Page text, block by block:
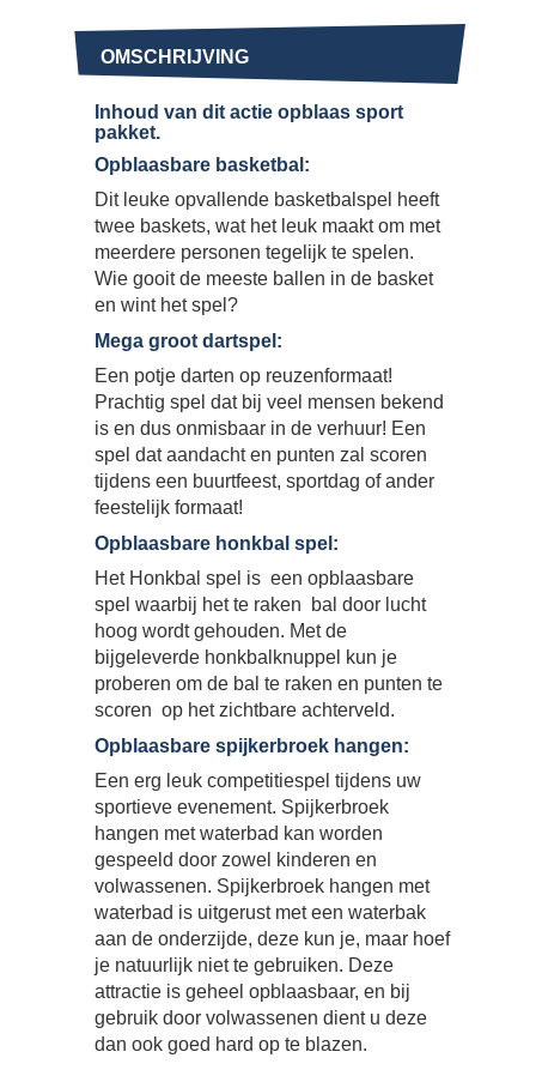
OMSCHRIJVING
Inhoud van dit actie opblaas sport
pakket.
Opblaasbare basketbal:
Dit leuke opvallende basketbalspel heeft
twee baskets, wat het leuk maakt om met
meerdere personen tegelijk te spelen.
Wie gooit de meeste ballen in de basket
en wint het spel?
Mega groot dartspel:
Een potje darten op reuzenformaat!
Prachtig spel dat bij veel mensen bekend
is en dus onmisbaar in de verhuur! Een
spel dat aandacht en punten zal scoren
tijdens een buurtfeest, sportdag of ander
feestelijk formaat!
Opblaasbare honkbal spel:
Het Honkbal spel is een opblaasbare
spel waarbij het te raken bal door lucht
hoog wordt gehouden. Met de
bijgeleverde honkbalknuppel kun je
proberen om de bal te raken en punten te
scoren op het zichtbare achterveld.
Opblaasbare spijkerbroek hangen:
Een erg leuk competitiespel tijdens uw
sportieve evenement. Spijkerbroek
hangen met waterbad kan worden
gespeeld door zowel kinderen en
volwassenen. Spijkerbroek hangen met
waterbad is uitgerust met een waterbak
aan de onderzijde, deze kun je, maar hoef
je natuurlijk niet te gebruiken. Deze
attractie is geheel opblaasbaar, en bij
gebruik door volwassenen dient u deze
dan ook goed hard op te blazen.